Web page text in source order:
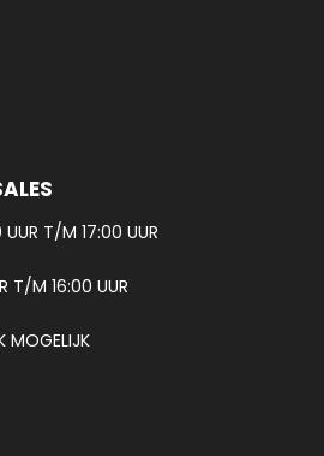
T/M 17:00 UUR
T/M 16:00 UUR
MOGELIJK